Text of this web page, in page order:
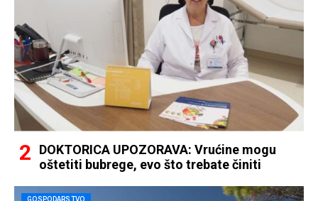
DOKTORICA UPOZORAVA: Vrućine mogu
oštetiti bubrege, evo što trebate činiti
GOSPODARSTVO